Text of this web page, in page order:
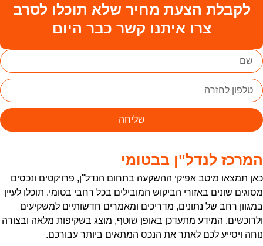
לקבלת הצעת מחיר שלא תוכלו לסרב
צרו איתנו קשר כבר היום
שליחה
לנדל"ן בבטומי
תמצאו מיטב אפיקי ההשקעה בתחום הנדל"ן, פרויקטים ונכסים
שונים באזורי הביקוש המובילים בכל רחבי בטומי. תוכלו לעיין
רחב של נתונים, מדריכים ומאמרים חדשותיים למשקיעים
המידע מתעדכן באופן שוטף, מוצג בשקיפות מלאה ובצורה
ויסייע לכם לאתר את הנכס המתאים ביותר עבורכם.